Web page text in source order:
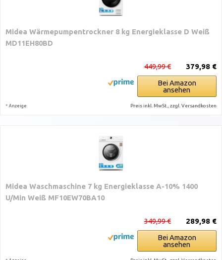
Midea Wärmepumpentrockner 8 kg Energieklasse D Weiß
MD11EH80BD
379,98 €
449,99 €
Bei Amazon
ansehen
* Anzeige Preis inkl. MwSt., zzgl. Versandkosten
Midea Waschmaschine 7 kg Energieklasse A-10% 1400
U/Min Weiß MF10EW70BA10
289,98 €
349,99 €
Bei Amazon
ansehen